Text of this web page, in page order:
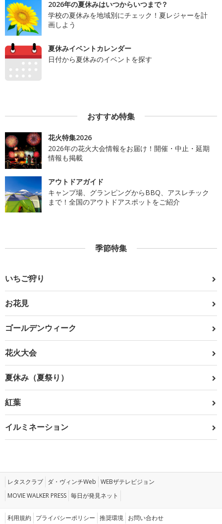
2026年の夏休みはいつからいつまで？
学校の夏休みを地域別にチェック！夏レジャーを計
画しよう
夏休みイベントカレンダー
日付から夏休みのイベントを探す
おすすめ特集
花火特集2026
2026年の花火大会情報をお届け！開催・中止・延期
情報も掲載
アウトドアガイド
キャンプ場、グランピングからBBQ、アスレチック
まで！全国のアウトドアスポットをご紹介
季節特集
いちご狩り
お花見
ゴールデンウィーク
花火大会
夏休み（夏祭り）
紅葉
イルミネーション
レタスクラブ ダ・ヴィンチWeb WEBザテレビジョン
MOVIE WALKER PRESS 毎日が発見ネット
利用規約 プライバシーポリシー 推奨環境 お問い合わせ